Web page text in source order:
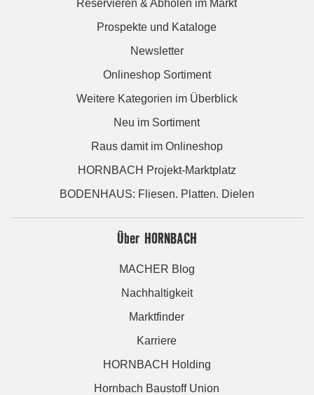
Reservieren & Abholen im Markt
Prospekte und Kataloge
Newsletter
Onlineshop Sortiment
Weitere Kategorien im Überblick
Neu im Sortiment
Raus damit im Onlineshop
HORNBACH Projekt-Marktplatz
BODENHAUS: Fliesen. Platten. Dielen
Über HORNBACH
MACHER Blog
Nachhaltigkeit
Marktfinder
Karriere
HORNBACH Holding
Hornbach Baustoff Union